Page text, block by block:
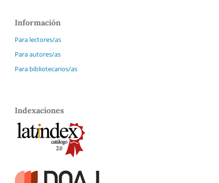
Información
Para lectores/as
Para autores/as
Para bibliotecarios/as
Indexaciones